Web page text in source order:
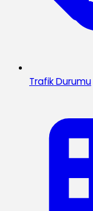
Trafik Durumu